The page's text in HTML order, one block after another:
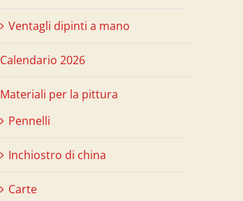
Ventagli dipinti a mano
Calendario 2026
Materiali per la pittura
Pennelli
Inchiostro di china
Carte